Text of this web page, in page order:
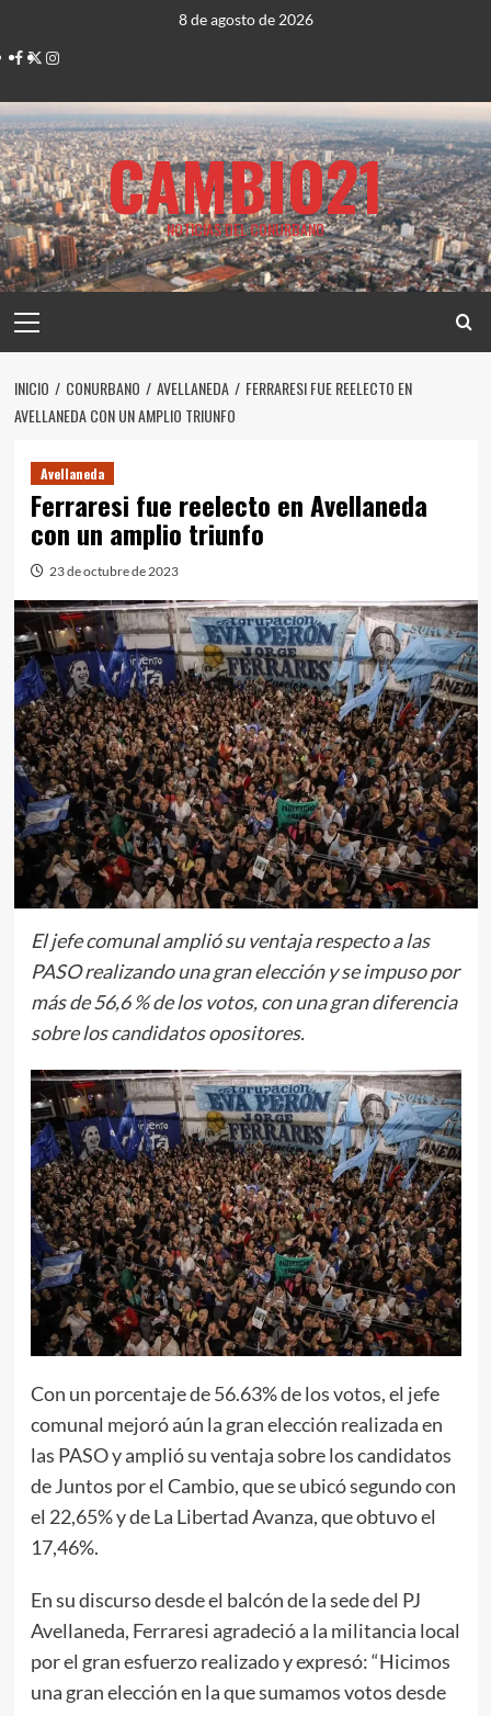
contenido
8 de agosto de 2026
Facebook
TwitterInstagram
CAMBIO21
NOTICIAS DEL CONURBANO
principal
INICIO CONURBANO AVELLANEDA
FERRARESI FUE REELECTO EN
AVELLANEDA CON UN AMPLIO TRIUNFO
Avellaneda
Ferraresi fue reelecto en Avellaneda
con un amplio triunfo
23 de octubre de 2023
El jefe comunal amplió su ventaja respecto a las
PASO realizando una gran elección y se impuso por
más de 56,6 % de los votos, con una gran diferencia
sobre los candidatos opositores.
Con un porcentaje de 56.63% de los votos, el jefe
comunal mejoró aún la gran elección realizada en
las PASO y amplió su ventaja sobre los candidatos
de Juntos por el Cambio, que se ubicó segundo con
el 22,65% y de La Libertad Avanza, que obtuvo el
17,46%.
En su discurso desde el balcón de la sede del PJ
Avellaneda, Ferraresi agradeció a la militancia local
por el gran esfuerzo realizado y expresó: “Hicimos
una gran elección en la que sumamos votos desde